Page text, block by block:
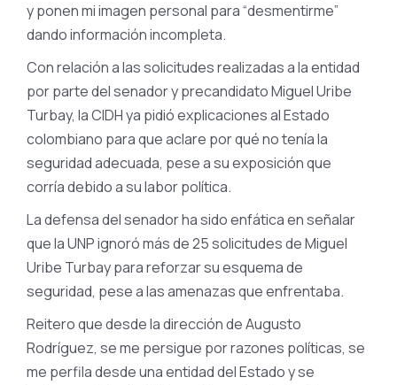
y ponen mi imagen personal para “desmentirme”
dando información incompleta.
Con relación a las solicitudes realizadas a la entidad
por parte del senador y precandidato Miguel Uribe
Turbay, la CIDH ya pidió explicaciones al Estado
colombiano para que aclare por qué no tenía la
seguridad adecuada, pese a su exposición que
corría debido a su labor política.
La defensa del senador ha sido enfática en señalar
que la UNP ignoró más de 25 solicitudes de Miguel
Uribe Turbay para reforzar su esquema de
seguridad, pese a las amenazas que enfrentaba.
Reitero que desde la dirección de Augusto
Rodríguez, se me persigue por razones políticas, se
me perfila desde una entidad del Estado y se